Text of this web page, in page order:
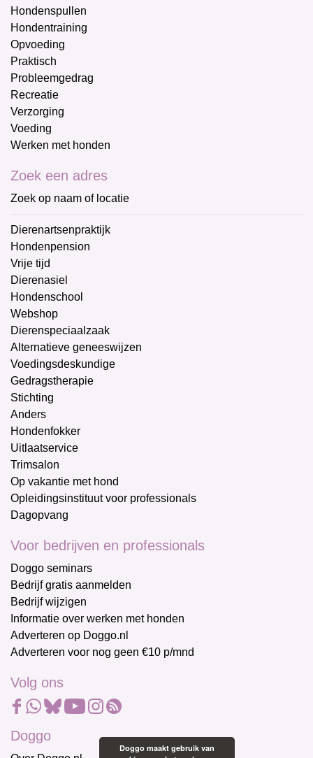
Hondenspullen
Hondentraining
Opvoeding
Praktisch
Probleemgedrag
Recreatie
Verzorging
Voeding
Werken met honden
Zoek een adres
Zoek op naam of locatie
Dierenartsenpraktijk
Hondenpension
Vrije tijd
Dierenasiel
Hondenschool
Webshop
Dierenspeciaalzaak
Alternatieve geneeswijzen
Voedingsdeskundige
Gedragstherapie
Stichting
Anders
Hondenfokker
Uitlaatservice
Trimsalon
Op vakantie met hond
Opleidingsinstituut voor professionals
Dagopvang
Voor bedrijven en professionals
Doggo seminars
Bedrijf gratis aanmelden
Bedrijf wijzigen
Informatie over werken met honden
Adverteren op Doggo.nl
Adverteren voor nog geen €10 p/mnd
Volg ons
Doggo
Doggo maakt gebruik van